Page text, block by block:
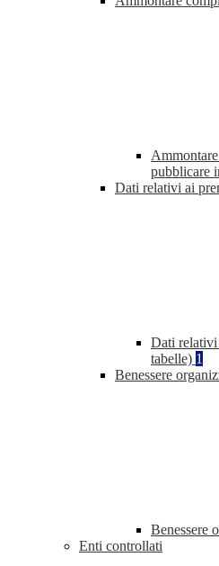
pubblicare
Dati relativi ai
Dati relativi
tabelle) 1
Benessere
Benessere
Enti controllati